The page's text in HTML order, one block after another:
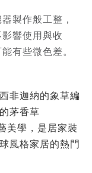
製作般工整，
響使用與收
有些微色差。
西非迦納的象草編
茅香草
美學，是居家裝
風格家居的熱門